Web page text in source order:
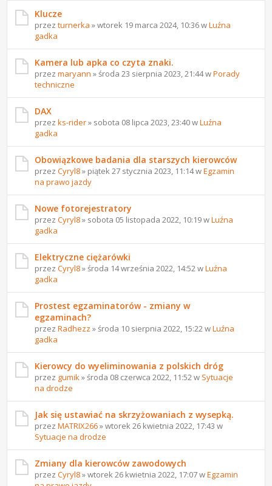
Klucze
przezturnerka » wtorek 19 marca 2024, 10:36 wLuźna
gadka
Kamera lub apka co czyta znaki.
przezmaryann » środa 23 sierpnia 2023, 21:44 wPorady
techniczne
DAX
przezks-rider» sobota 08 lipca 2023, 23:40 wLuźna
gadka
Obowiązkowe badania dla starszych kierowców
przezCyryl8» piątek 27 stycznia 2023, 11:14 wEgzamin
na prawo jazdy
Nowe fotorejestratory
przezCyryl8» sobota 05 listopada 2022, 10:19 wLuźna
gadka
Elektryczne ciężarówki
przezCyryl8» środa 14 września 2022, 14:52 wLuźna
gadka
Prostest egzaminatorów - zmiany w
egzaminach?
przezRadhezz » środa 10 sierpnia 2022, 15:22 wLuźna
gadka
Kierowcy do wyeliminowania z polskich dróg
przez gumik » środa 08 czerwca 2022, 11:52 w Sytuacje
na drodze
Jak się ustawiać na skrzyżowaniach z wysepką.
przezMATRIX266» wtorek 26 kwietnia 2022, 17:43 w
Sytuacje na drodze
Zmiany dla kierowców zawodowych
przezCyryl8» wtorek 26 kwietnia 2022, 17:07 wEgzamin